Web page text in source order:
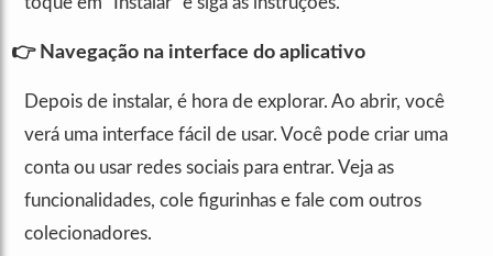
👉 Navegação na interface do aplicativo
Depois de instalar, é hora de explorar. Ao abrir, você
verá uma interface fácil de usar. Você pode criar uma
conta ou usar redes sociais para entrar. Veja as
funcionalidades, cole figurinhas e fale com outros
colecionadores.